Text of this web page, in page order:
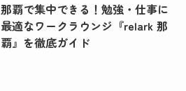
那覇で集中できる！勉強・仕事に
最適なワークラウンジ『relark 那
覇』を徹底ガイド